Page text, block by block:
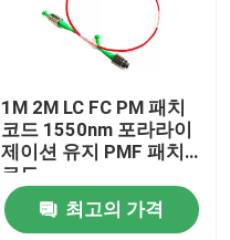
1M 2M LC FC PM 패치
코드 1550nm 포라라이
제이션 유지 PMF 패치
코드
최고의 가격